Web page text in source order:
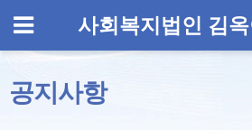
메뉴 사회복지법인 김
공지사항